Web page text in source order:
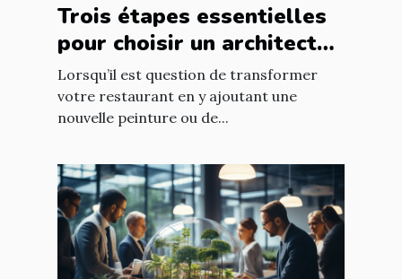
Trois étapes essentielles
pour choisir un architecte
d’intérieur
Lorsqu’il est question de transformer
votre restaurant en y ajoutant une
nouvelle peinture ou de...